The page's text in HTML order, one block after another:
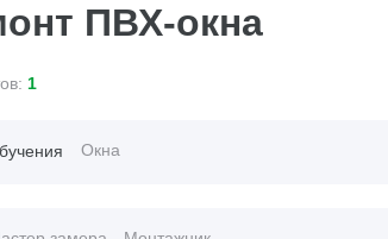
ПВХ-окна
1
Окна